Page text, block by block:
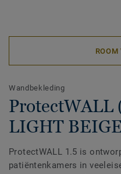
Wandbekleding
ProtectWALL
LIGHT
ProtectWALL 1.5 is
patiëntenkamers in